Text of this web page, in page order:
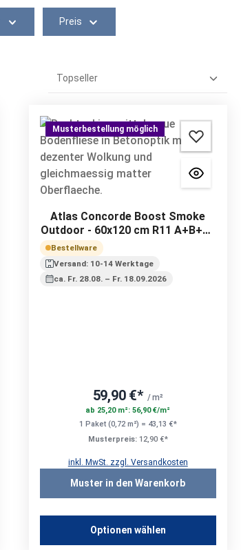
Preis
Musterbestellung möglich
Atlas Concorde Boost Smoke
Outdoor - 60x120 cm R11 A+B+C |
Bestellware
Versand: 10-14 Werktage
ca. Fr. 28.08. – Fr. 18.09.2026
59,90 €* / m²
ab 25,20 m²: 56,90 €/m²
1 Paket (0,72 m²) = 43,13 €*
Musterpreis: 12,90 €*
inkl. MwSt. zzgl. Versandkosten
Muster in den Warenkorb
Optionen wählen